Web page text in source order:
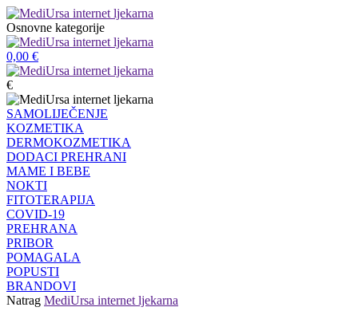
Osnovne kategorije
0,00 €
€
SAMOLIJEČENJE
KOZMETIKA
DERMOKOZMETIKA
DODACI PREHRANI
MAME I BEBE
NOKTI
FITOTERAPIJA
COVID-19
PREHRANA
PRIBOR
POMAGALA
POPUSTI
BRANDOVI
Natrag MediUrsa internet ljekarna